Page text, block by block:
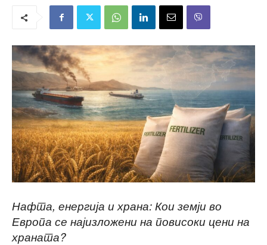
Нафта, енергија и храна: Кои земји во
Европа се најизложени на повисоки цени на
храната?